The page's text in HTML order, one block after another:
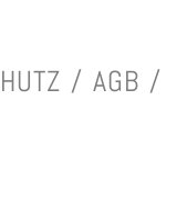
/ AGB /